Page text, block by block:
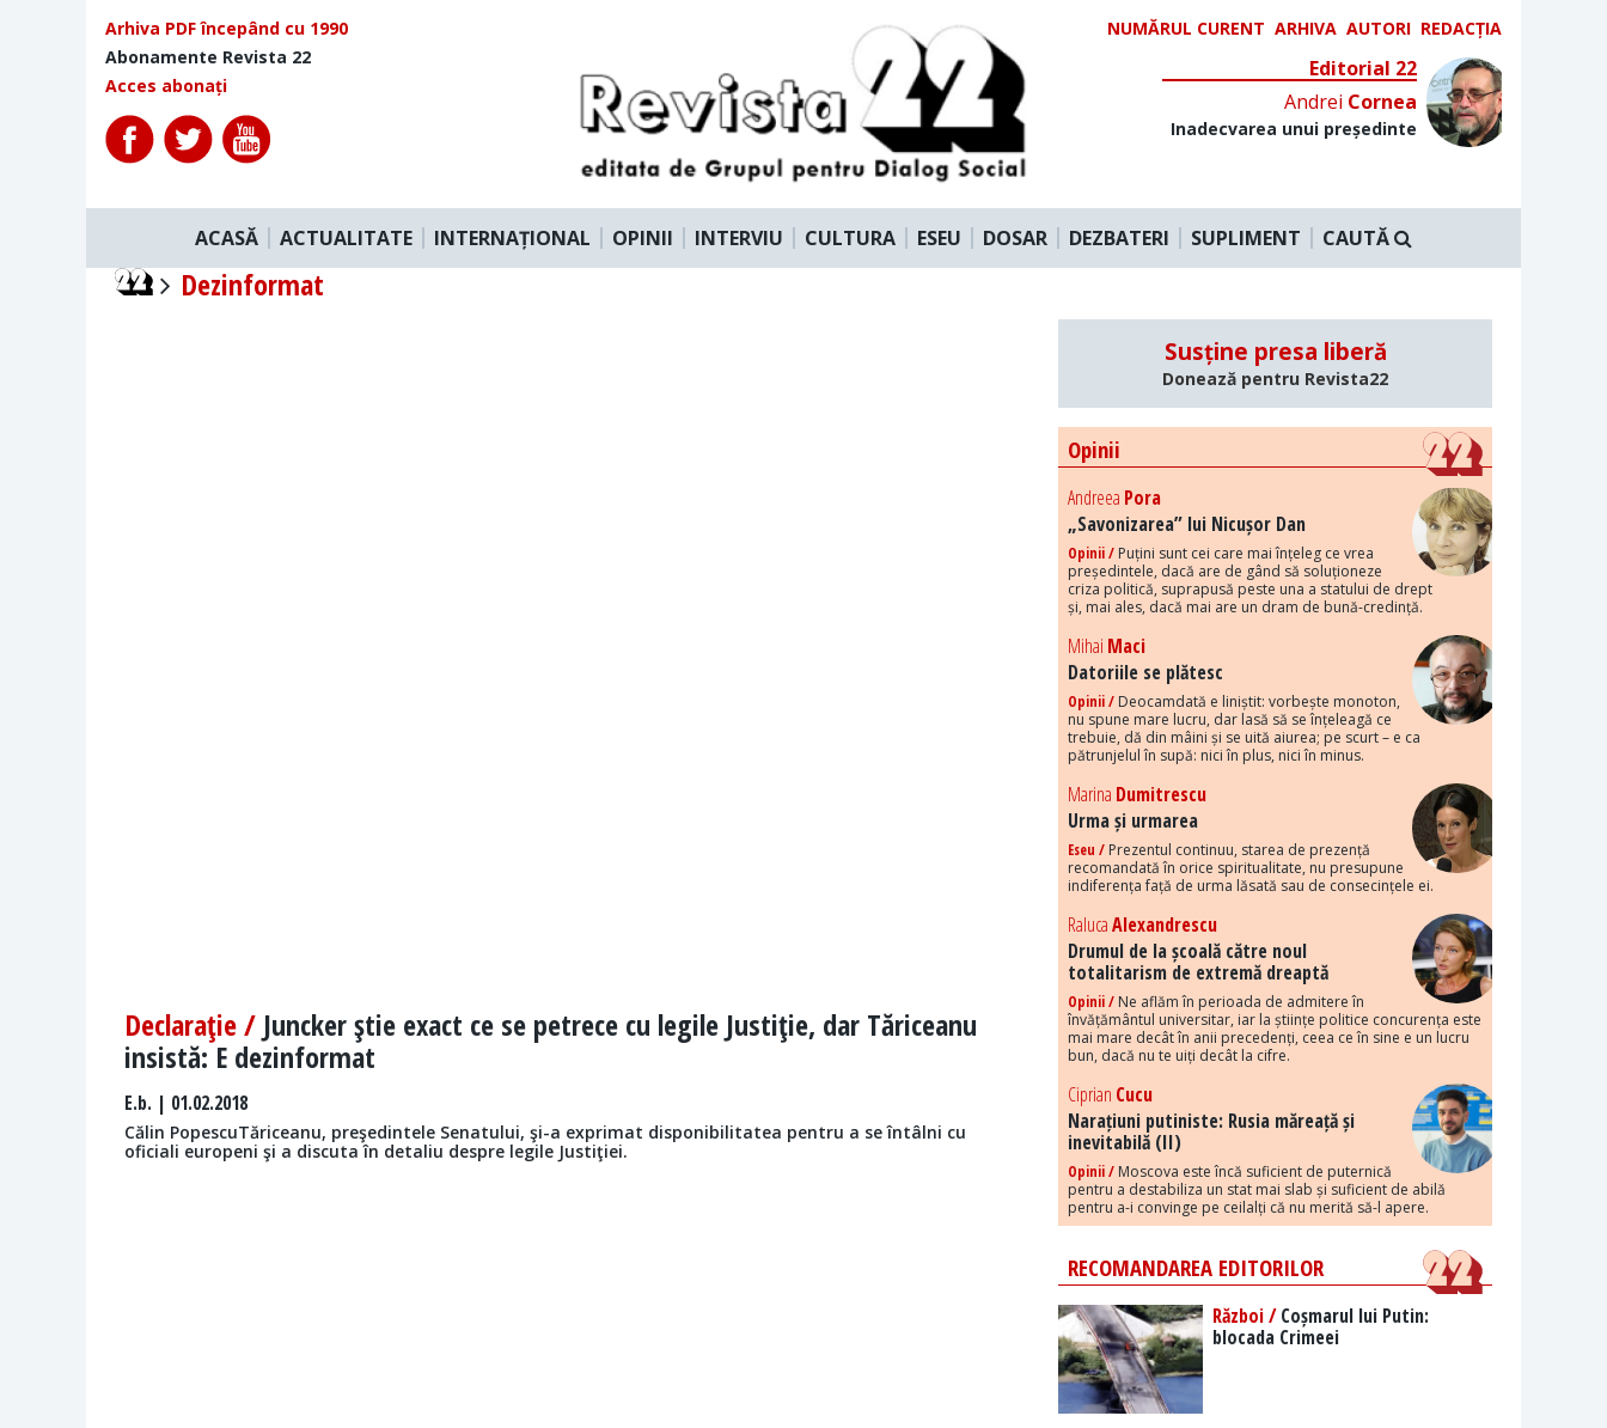
Arhiva PDF începând cu 1990
Abonamente Revista 22
Acces abonați
NUMĂRUL CURENT ARHIVA AUTORI REDACȚIA
Editorial 22
Andrei Cornea
Inadecvarea unui președinte
ACASĂ ACTUALITATE INTERNAȚIONAL OPINII INTERVIU CULTURA ESEU DOSAR DEZBATERI SUPLIMENT CAUTĂ
Dezinformat
Declaraţie / Juncker ştie exact ce se petrece cu legile Justiţie, dar Tăriceanu
insistă: E dezinformat
E.b. | 01.02.2018
Călin PopescuTăriceanu, preşedintele Senatului, şi-a exprimat disponibilitatea pentru a se întâlni cu
oficiali europeni şi a discuta în detaliu despre legile Justiţiei.
Susține presa liberă
Donează pentru Revista22
Opinii
Andreea Pora
„Savonizarea” lui Nicușor Dan
Opinii / Puțini sunt cei care mai înțeleg ce vrea
președintele, dacă are de gând să soluționeze
criza politică, suprapusă peste una a statului de drept
și, mai ales, dacă mai are un dram de bună-credință.
Mihai Maci
Datoriile se plătesc
Opinii / Deocamdată e liniștit: vorbește monoton,
nu spune mare lucru, dar lasă să se înțeleagă ce
trebuie, dă din mâini și se uită aiurea; pe scurt – e ca
pătrunjelul în supă: nici în plus, nici în minus.
Marina Dumitrescu
Urma și urmarea
Eseu / Prezentul continuu, starea de prezență
recomandată în orice spiritualitate, nu presupune
indiferența față de urma lăsată sau de consecințele ei.
RalucaAlexandrescu
Drumul de la școală către noul
totalitarism de extremă dreaptă
Opinii / Ne aflăm în perioada de admitere în
învățământul universitar, iar la științe politice concurența este
mai mare decât în anii precedenți, ceea ce în sine e un lucru
bun, dacă nu te uiți decât la cifre.
Ciprian Cucu
Narațiuni putiniste: Rusia măreață și
inevitabilă (II)
Opinii / Moscova este încă suficient de puternică
pentru a destabiliza un stat mai slab și suficient de abilă
pentru a-i convinge pe ceilalți că nu merită să-l apere.
RECOMANDAREA EDITORILOR
Război /Coșmarul lui Putin:
blocada Crimeei